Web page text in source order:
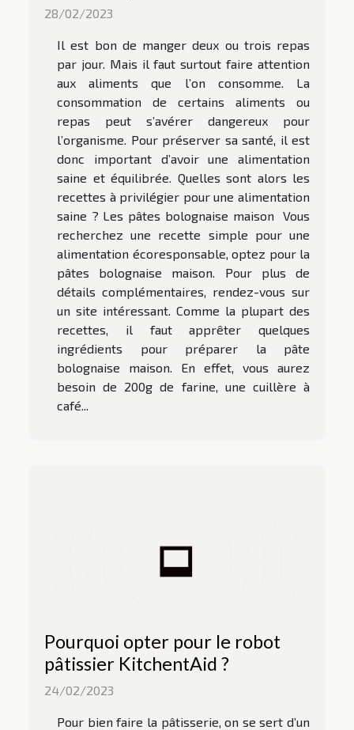
28/02/2023
Il est bon de manger deux ou trois repas
par jour. Mais il faut surtout faire attention
aux aliments que l’on consomme. La
consommation de certains aliments ou
repas peut s’avérer dangereux pour
l’organisme. Pour préserver sa santé, il est
donc important d’avoir une alimentation
saine et équilibrée. Quelles sont alors les
recettes à privilégier pour une alimentation
saine ? Les pâtes bolognaise maison Vous
recherchez une recette simple pour une
alimentation écoresponsable, optez pour la
pâtes bolognaise maison. Pour plus de
détails complémentaires, rendez-vous sur
un site intéressant. Comme la plupart des
recettes, il faut apprêter quelques
ingrédients pour préparer la pâte
bolognaise maison. En effet, vous aurez
besoin de 200g de farine, une cuillère à
café...
Pourquoi opter pour le robot
pâtissier KitchentAid ?
24/02/2023
Pour bien faire la pâtisserie, on se sert d’un